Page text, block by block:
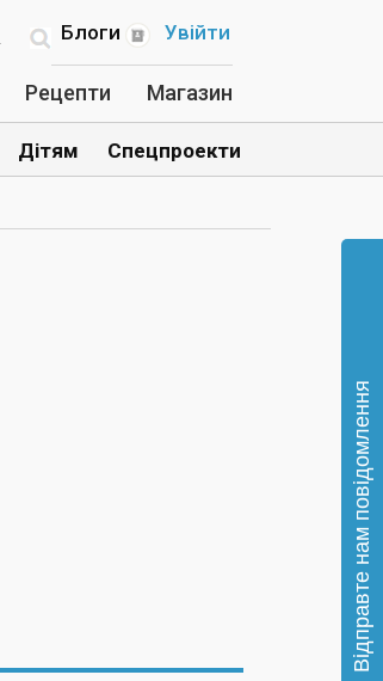
Увійти
Блоги
Рецепти Магазин
Дітям Спецпроекти
Відправте нам повідомлення